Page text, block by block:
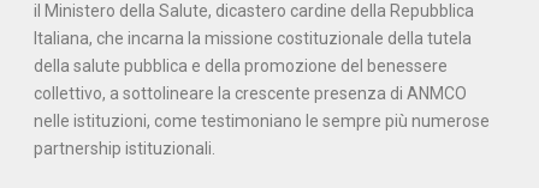
il Ministero della Salute, dicastero cardine della Repubblica
Italiana, che incarna la missione costituzionale della tutela
della salute pubblica e della promozione del benessere
collettivo, a sottolineare la crescente presenza di ANMCO
nelle istituzioni, come testimoniano le sempre più numerose
partnership istituzionali.